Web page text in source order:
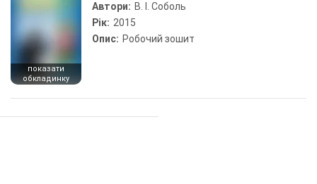
показати
обкладинку
Автори: В. І. Соболь
Рік: 2015
Опис: Робочий зошит